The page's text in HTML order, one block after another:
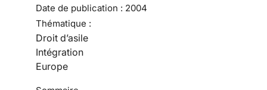
Date de publication : 2004
Thématique :
Droit d’asile
Intégration
Europe